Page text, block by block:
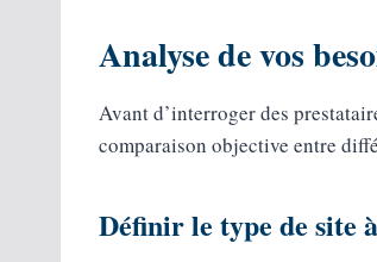
Analyse de vos
Avant d’interroger des
comparaison objective entre
Définir le type de site